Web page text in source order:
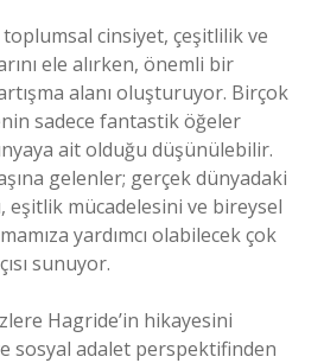
cinsiyet, çeşitlilik ve
ele alırken, önemli bir
alanı oluşturuyor. Birçok
sadece fantastik öğeler
ait olduğu düşünülebilir.
gelenler; gerçek dünyadaki
eşitlik mücadelesini ve bireysel
yardımcı olabilecek çok
sunuyor.
Hagride’in hikayesini
sosyal adalet perspektifinden